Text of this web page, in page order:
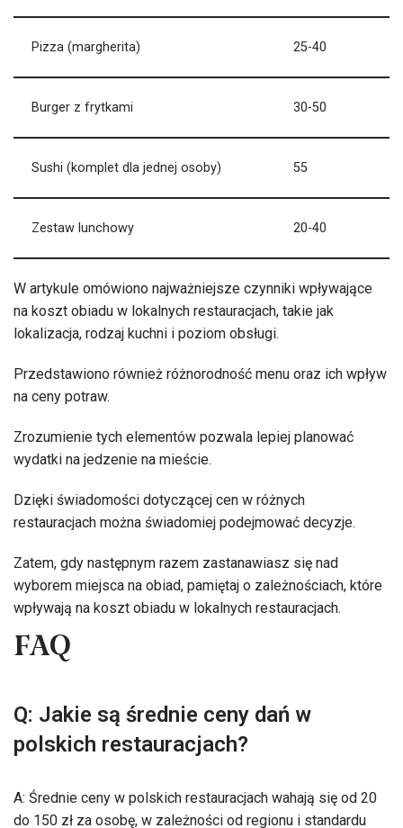
Pizza (margherita) 25-40
Burger z frytkami 30-50
Sushi (komplet dla jednej osoby) 55
Zestaw lunchowy 20-40
W artykule omówiono najważniejsze czynniki wpływające
na koszt obiadu w lokalnych restauracjach, takie jak
lokalizacja, rodzaj kuchni i poziom obsługi.
Przedstawiono również różnorodność menu oraz ich wpływ
na ceny potraw.
Zrozumienie tych elementów pozwala lepiej planować
wydatki na jedzenie na mieście.
Dzięki świadomości dotyczącej cen w różnych
restauracjach można świadomiej podejmować decyzje.
Zatem, gdy następnym razem zastanawiasz się nad
wyborem miejsca na obiad, pamiętaj o zależnościach, które
wpływają na koszt obiadu w lokalnych restauracjach.
FAQ
Q: Jakie są średnie ceny dań w
polskich restauracjach?
A: Średnie ceny w polskich restauracjach wahają się od 20
do 150 zł za osobę, w zależności od regionu i standardu